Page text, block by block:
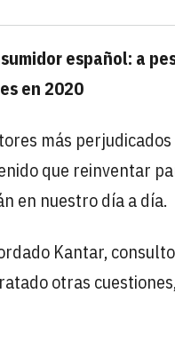
español: a
en 2020
más
que reinventar
en nuestro día a día.
Kantar,
otras